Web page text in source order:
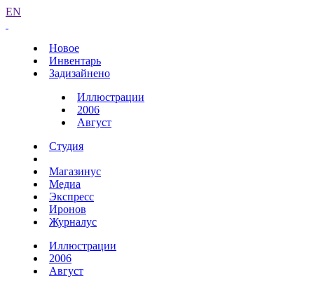
EN
Новое
Инвентарь
Задизайнено
Иллюстрации
2006
Август
Студия
Магазинус
Медиа
Экспресс
Иронов
Журналус
Иллюстрации
2006
Август